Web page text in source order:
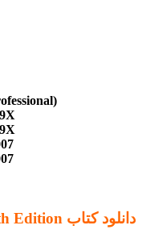
دانلود کتاب Boiler Operator’s Guide 5th Edition